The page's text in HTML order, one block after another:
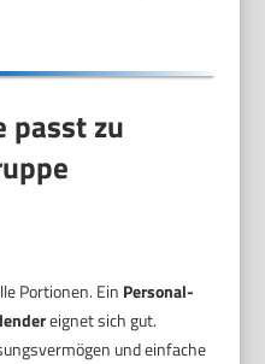
passt zu
Portionen. Ein Personal-
eignet sich gut.
und einfache